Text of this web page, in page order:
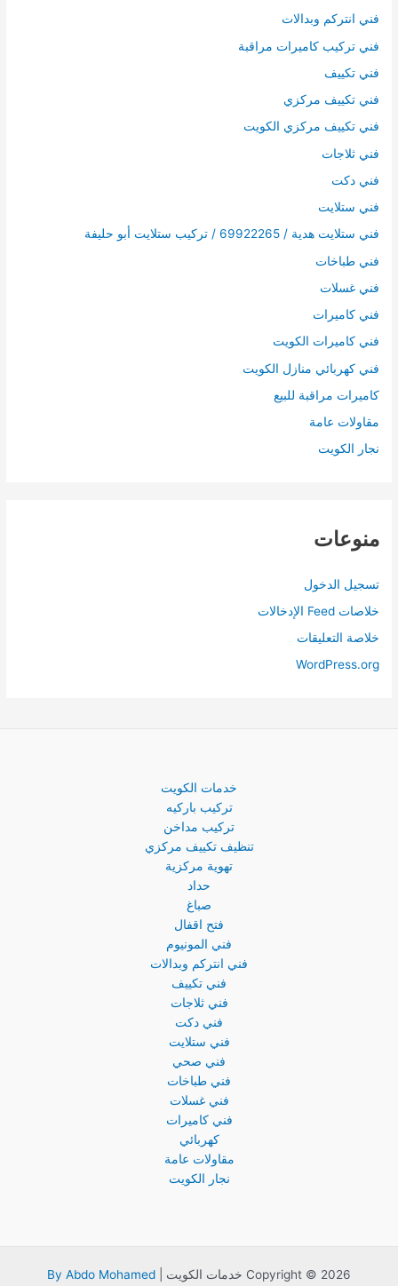
فني انتركم وبدالات
فني تركيب كاميرات مراقبة
فني تكييف
فني تكييف مركزي
فني تكييف مركزي الكويت
فني ثلاجات
فني دكت
فني ستلايت
فني ستلايت هدية / 69922265 / تركيب ستلايت أبو حليفة
فني طباخات
فني غسلات
فني كاميرات
فني كاميرات الكويت
فني كهربائي منازل الكويت
كاميرات مراقبة للبيع
مقاولات عامة
نجار الكويت
منوعات
تسجيل الدخول
خلاصات Feed الإدخالات
خلاصة التعليقات
WordPress.org
خدمات الكويت
تركيب باركيه
تركيب مداخن
تنظيف تكييف مركزي
تهوية مركزية
حداد
صباغ
فتح اقفال
فني المونيوم
فني انتركم وبدالات
فني تكييف
فني ثلاجات
فني دكت
فني ستلايت
فني صحي
فني طباخات
فني غسلات
فني كاميرات
كهربائي
مقاولات عامة
نجار الكويت
Copyright © 2026 خدمات الكويت | By Abdo Mohamed